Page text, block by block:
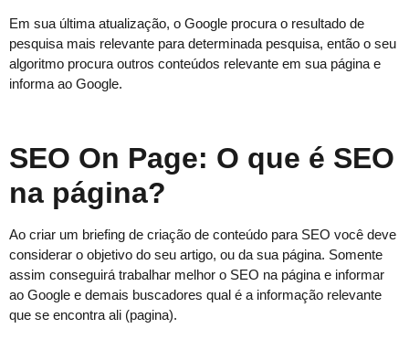
Em sua última atualização, o Google procura o resultado de
pesquisa mais relevante para determinada pesquisa, então o seu
algoritmo procura outros conteúdos relevante em sua página e
informa ao Google.
SEO On Page: O que é SEO
na página?
Ao criar um briefing de criação de conteúdo para SEO você deve
considerar o objetivo do seu artigo, ou da sua página. Somente
assim conseguirá trabalhar melhor o SEO na página e informar
ao Google e demais buscadores qual é a informação relevante
que se encontra ali (pagina).